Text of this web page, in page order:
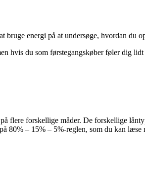
energi på at undersøge, hvordan du
hvis du som førstegangskøber føler dig
flere forskellige måder. De forskellige
– 15% – 5%-reglen, som du kan læse